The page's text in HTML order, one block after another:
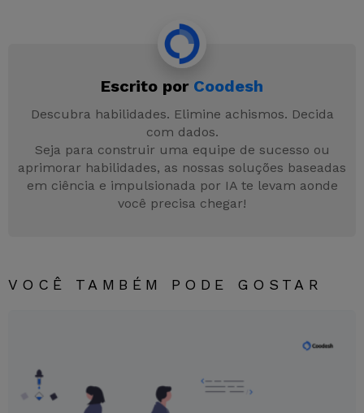
o
k
n p
p
s
s
e
n
g
er
m
Escrito por Coodesh
Descubra habilidades. Elimine achismos. Decida
com dados.
Seja para construir uma equipe de sucesso ou
aprimorar habilidades, as nossas soluções baseadas
em ciência e impulsionada por IA te levam aonde
você precisa chegar!
VOCÊ TAMBÉM PODE GOSTAR